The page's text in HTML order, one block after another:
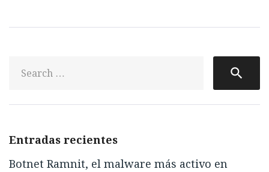
search
Entradas recientes
Botnet Ramnit, el malware más activo en